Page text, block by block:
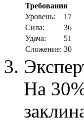
Требования
Уровень:
17
Cила:
36
Удача:
51
Сложение: 30
На